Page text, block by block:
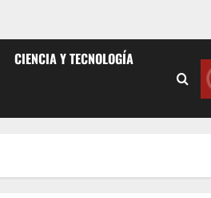
CIENCIA Y TECNOLOGÍA